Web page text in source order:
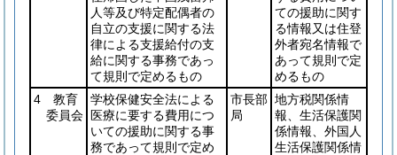
人等及び特定配偶者の
自立の支援に関する法
律による支援給付の支
給に関する事務であっ
て規則で定めるもの
ての援助に関す
る情報又は住登
外者宛名情報で
あって規則で定
めるもの
4 教育
委員会
学校保健安全法による
医療に要する費用につ
いての援助に関する事
務であって規則で定め
市長部
局
地方税関係情
報、生活保護関
係情報、外国人
生活保護関係情